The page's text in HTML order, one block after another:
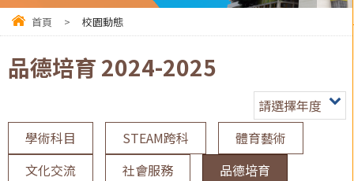
首頁 > 校園動態
品德培育 2024-2025
請選擇年度
學術科目
STEAM跨科
體育藝術
文化交流
社會服務
品德培育